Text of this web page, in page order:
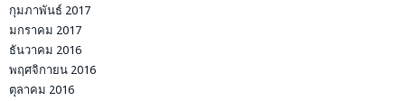
กุมภาพันธ์ 2017
มกราคม 2017
ธันวาคม 2016
พฤศจิกายน 2016
ตุลาคม 2016